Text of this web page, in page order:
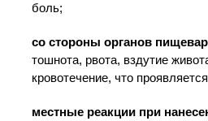
боль;
со стороны органов
тошнота, рвота, вздутие
кровотечение, что
местные реакции при